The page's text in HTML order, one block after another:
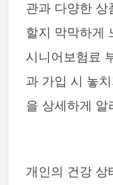
관과 다양한 상
할지 막막하게
시니어보험료
과 가입 시 놓
을 상세하게 알
개인의 건강 상